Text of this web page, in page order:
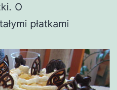
O
płatkami